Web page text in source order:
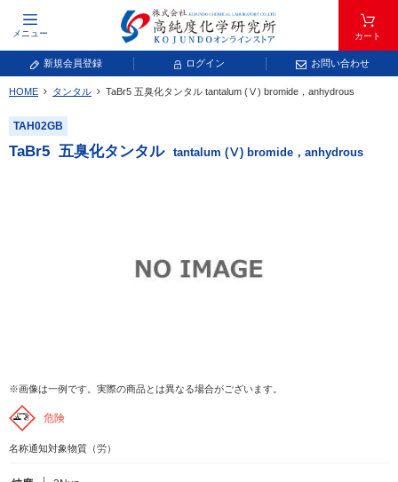
メニュー カート
新規会員登録 ログイン お問い合わせ
元素記号で検索する
元素周期表をタップすると、拡大表示されます。拡大した表から元素記号をタップ
し、一覧へ移動してください。
キーワードで検索する
フリーワードで検索
HOME タンタル TaBr5 五臭化タンタル tantalum (Ⅴ) bromide，anhydrous
TAH02GB
TaBr5 五臭化タンタル tantalum (Ⅴ) bromide，anhydrous
※画像は一例です。実際の商品とは異なる場合がございます。
危険
名称通知対象物質（労）